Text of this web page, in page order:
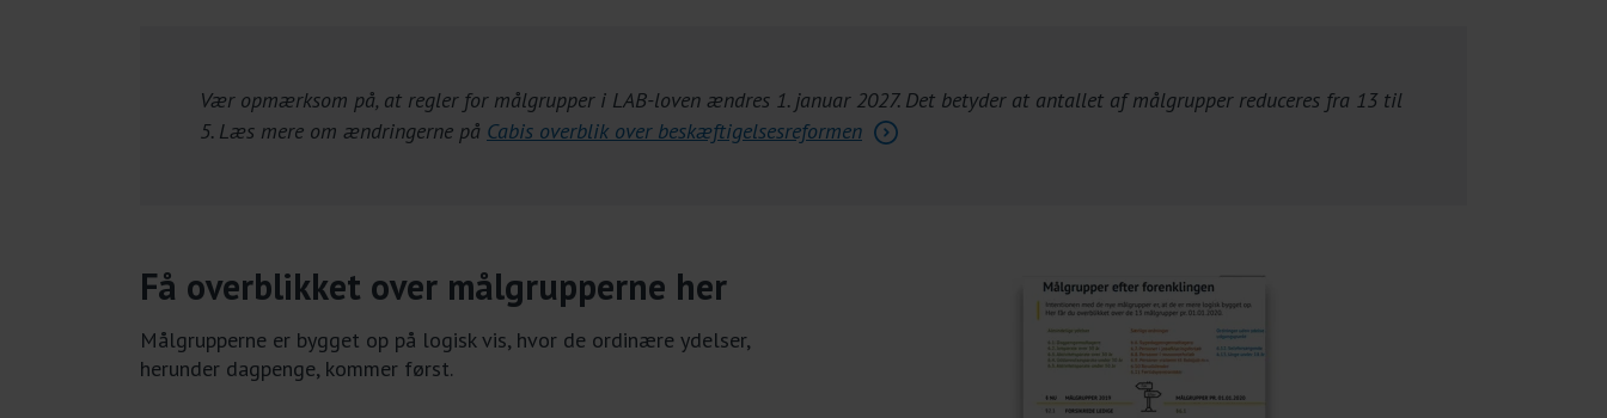
Vær opmærksom på, at regler for målgrupper i LAB-loven ændres 1. januar 2027. Det betyder at antallet af målgrupper reduceres fra 13 til
5. Læs mere om ændringerne på Cabis overblik over beskæftigelsesreformen
Få overblikket over målgrupperne her
Målgrupperne er bygget op på logisk vis, hvor de ordinære ydelser,
herunder dagpenge, kommer først.